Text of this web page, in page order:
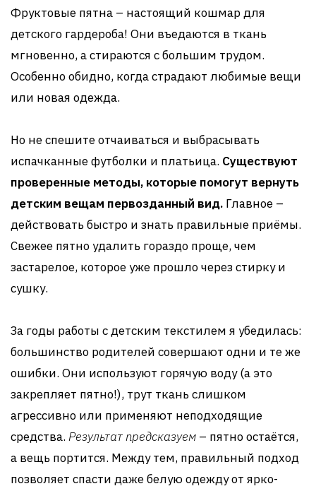
Фруктовые пятна – настоящий кошмар для
детского гардероба! Они въедаются в ткань
мгновенно, а стираются с большим трудом.
Особенно обидно, когда страдают любимые вещи
или новая одежда.
Но не спешите отчаиваться и выбрасывать
испачканные футболки и платьица. Существуют
проверенные методы, которые помогут вернуть
детским вещам первозданный вид. Главное –
действовать быстро и знать правильные приёмы.
Свежее пятно удалить гораздо проще, чем
застарелое, которое уже прошло через стирку и
сушку.
За годы работы с детским текстилем я убедилась:
большинство родителей совершают одни и те же
ошибки. Они используют горячую воду (а это
закрепляет пятно!), трут ткань слишком
агрессивно или применяют неподходящие
средства. Результат предсказуем – пятно остаётся,
а вещь портится. Между тем, правильный подход
позволяет спасти даже белую одежду от ярко-